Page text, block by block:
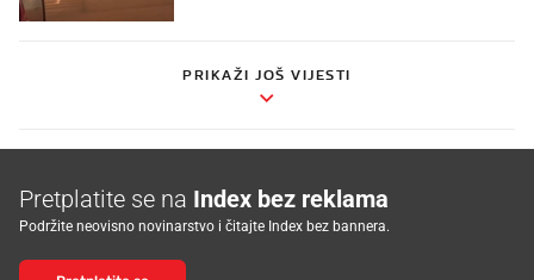
PRIKAŽI JOŠ VIJESTI
Pretplatite se na Index bez reklama
Podržite neovisno novinarstvo i čitajte Index bez bannera.